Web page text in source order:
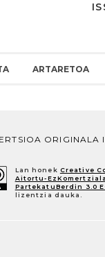
ARTARETOA
ORIGINALA
Lan honek Creative
Aitortu-
PartekatuBerdin 3.0
lizentzia dauka.